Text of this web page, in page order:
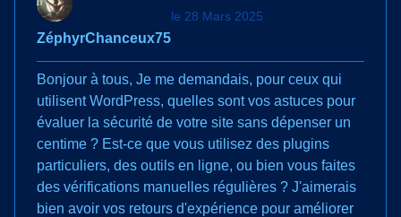
ZéphyrChanceux75
le 28 Mars 2025
Bonjour à tous, Je me demandais, pour ceux qui
utilisent WordPress, quelles sont vos astuces pour
évaluer la sécurité de votre site sans dépenser un
centime ? Est-ce que vous utilisez des plugins
particuliers, des outils en ligne, ou bien vous faites
des vérifications manuelles régulières ? J'aimerais
bien avoir vos retours d'expérience pour améliorer